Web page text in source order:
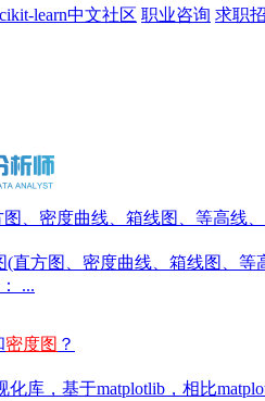
learn中文社区 职业咨询 求职
、密度曲线、箱线图、等高线
直方图、密度曲线、箱线图、
...
密度图 ？
化库，基于matplotlib，相比